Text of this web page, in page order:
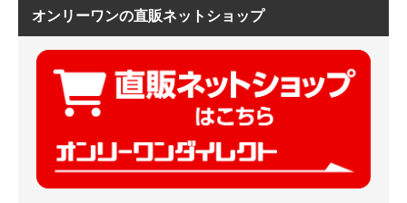
オンリーワンの直販ネットショップ